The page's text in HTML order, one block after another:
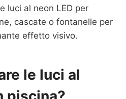
luci al neon LED per
cascate o fontanelle per
effetto visivo.
le luci al